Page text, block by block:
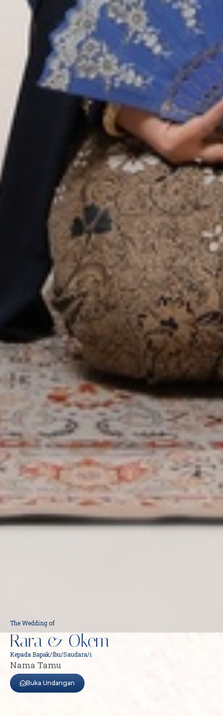
The Wedding of
Rara & Okem
Kepada Bapak/Ibu/Saudara/i
Nama Tamu
Buka Undangan